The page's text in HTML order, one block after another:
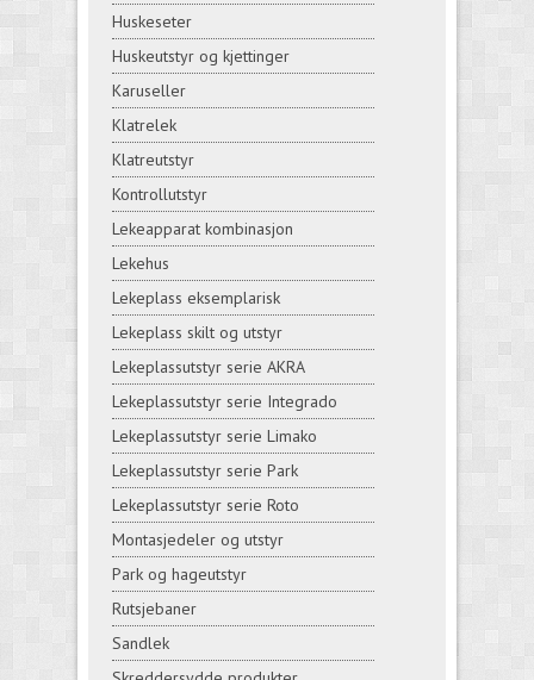
Huskeseter
Huskeutstyr og kjettinger
Karuseller
Klatrelek
Klatreutstyr
Kontrollutstyr
Lekeapparat kombinasjon
Lekehus
Lekeplass eksemplarisk
Lekeplass skilt og utstyr
Lekeplassutstyr serie AKRA
Lekeplassutstyr serie Integrado
Lekeplassutstyr serie Limako
Lekeplassutstyr serie Park
Lekeplassutstyr serie Roto
Montasjedeler og utstyr
Park og hageutstyr
Rutsjebaner
Sandlek